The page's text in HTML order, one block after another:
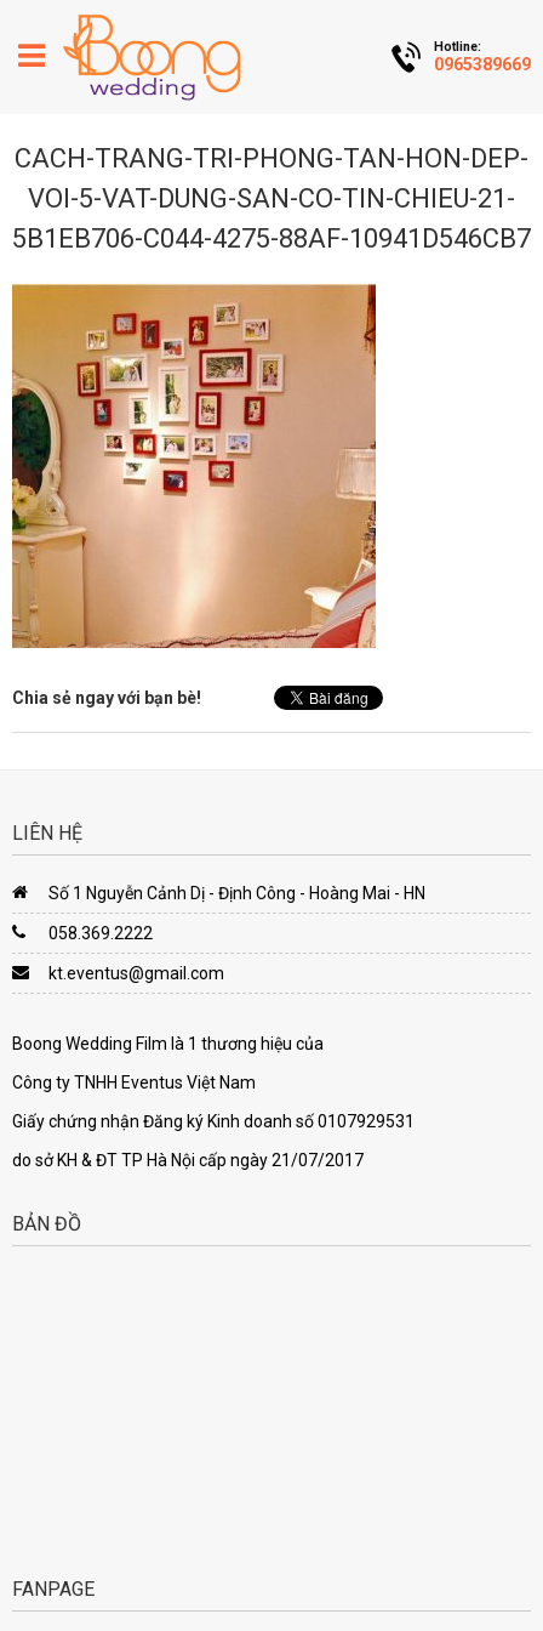
Hotline:
0965389669
CACH-TRANG-TRI-PHONG-TAN-HON-DEP-
VOI-5-VAT-DUNG-SAN-CO-TIN-CHIEU-21-
5B1EB706-C044-4275-88AF-10941D546CB7
Chia sẻ ngay với bạn bè!
LIÊN HỆ
Số 1 Nguyễn Cảnh Dị - Định Công - Hoàng Mai - HN
058.369.2222
kt.eventus@gmail.com
Boong Wedding Film là 1 thương hiệu của
Công ty TNHH Eventus Việt Nam
Giấy chứng nhận Đăng ký Kinh doanh số 0107929531
do sở KH & ĐT TP Hà Nội cấp ngày 21/07/2017
BẢN ĐỒ
FANPAGE